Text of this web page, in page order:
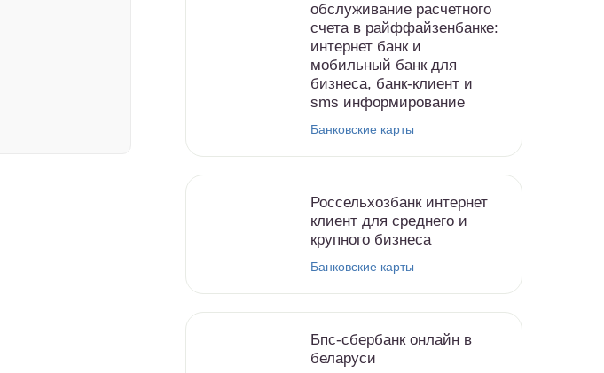
обслуживание расчетного
счета в райффайзенбанке:
интернет банк и
мобильный банк для
бизнеса, банк-клиент и
sms информирование
Банковские карты
Россельхозбанк интернет
клиент для среднего и
крупного бизнеса
Банковские карты
Бпс-сбербанк онлайн в
беларуси